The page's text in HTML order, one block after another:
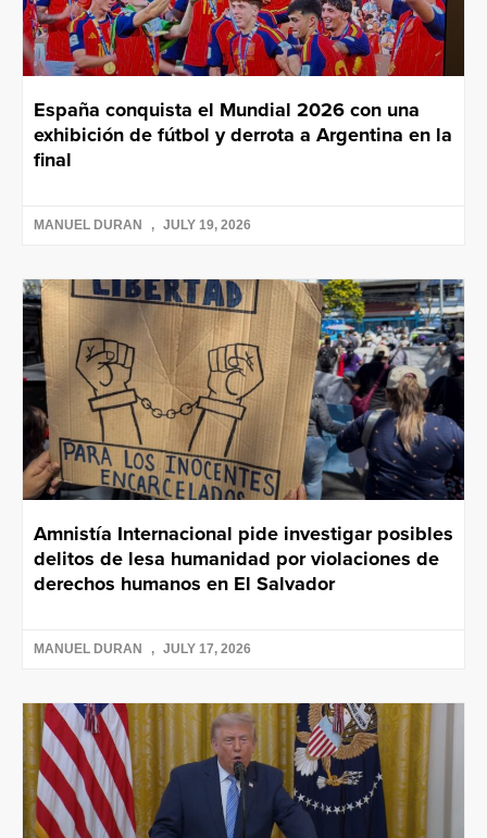
España conquista el Mundial 2026 con una
exhibición de fútbol y derrota a Argentina en la
final
MANUEL DURAN JULY 19, 2026
Amnistía Internacional pide investigar posibles
delitos de lesa humanidad por violaciones de
derechos humanos en El Salvador
MANUEL DURAN JULY 17, 2026